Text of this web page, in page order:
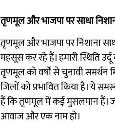
तृणमूल और भाजपा पर साधा
तृणमूल और भाजपा पर निशाना
महसूस कर रहे हैं। हमारी स्थिति
तृणमूल को वर्षों से चुनावी
जिलों को प्रभावित किया है। ये
हैं कि तृणमूल में कई मुसलमान हैं।
आवाज और एक नाम हो।